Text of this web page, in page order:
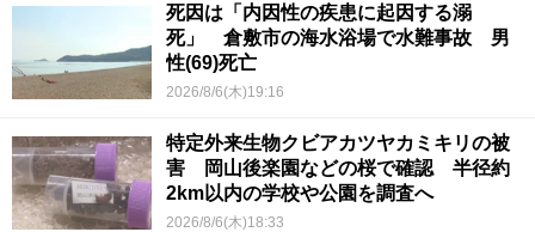
死因は「内因性の疾患に起因する溺
死」 倉敷市の海水浴場で水難事故 男
性(69)死亡
2026/8/6(木)19:16
特定外来生物クビアカツヤカミキリの被
害 岡山後楽園などの桜で確認 半径約
2km以内の学校や公園を調査へ
2026/8/6(木)18:33